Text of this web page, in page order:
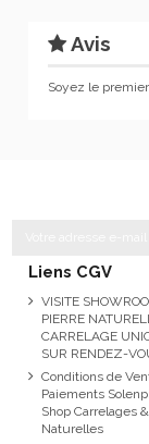
Avis
Soyez le
Liens CGV
VISITE
PIERRE
CARRELAGE
SUR RENDEZ-
Conditions de
Paiements
Shop Carrelages
Naturelles